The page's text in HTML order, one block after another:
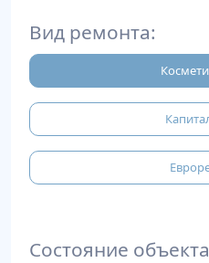
Вид ремонта:
Состояние